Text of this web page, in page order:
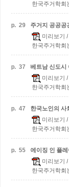
한국주거학회
p. 29 주거지 공공공
미리보기 /
한국주거학회
p. 37 베트남 신도시
미리보기 /
한국주거학회
p. 47 한국노인의 사
미리보기 /
한국주거학회
p. 55
에이징 인 플
미리보기 /
한국주거학회